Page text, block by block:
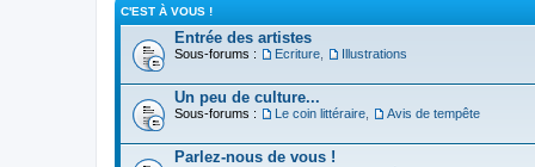
C'EST À VOUS !
Entrée des artistes
Sous-forums : Ecriture Illustrations
Un peu de culture...
Sous-forums : Le coin littéraire Avis de tempête
Parlez-nous de vous !